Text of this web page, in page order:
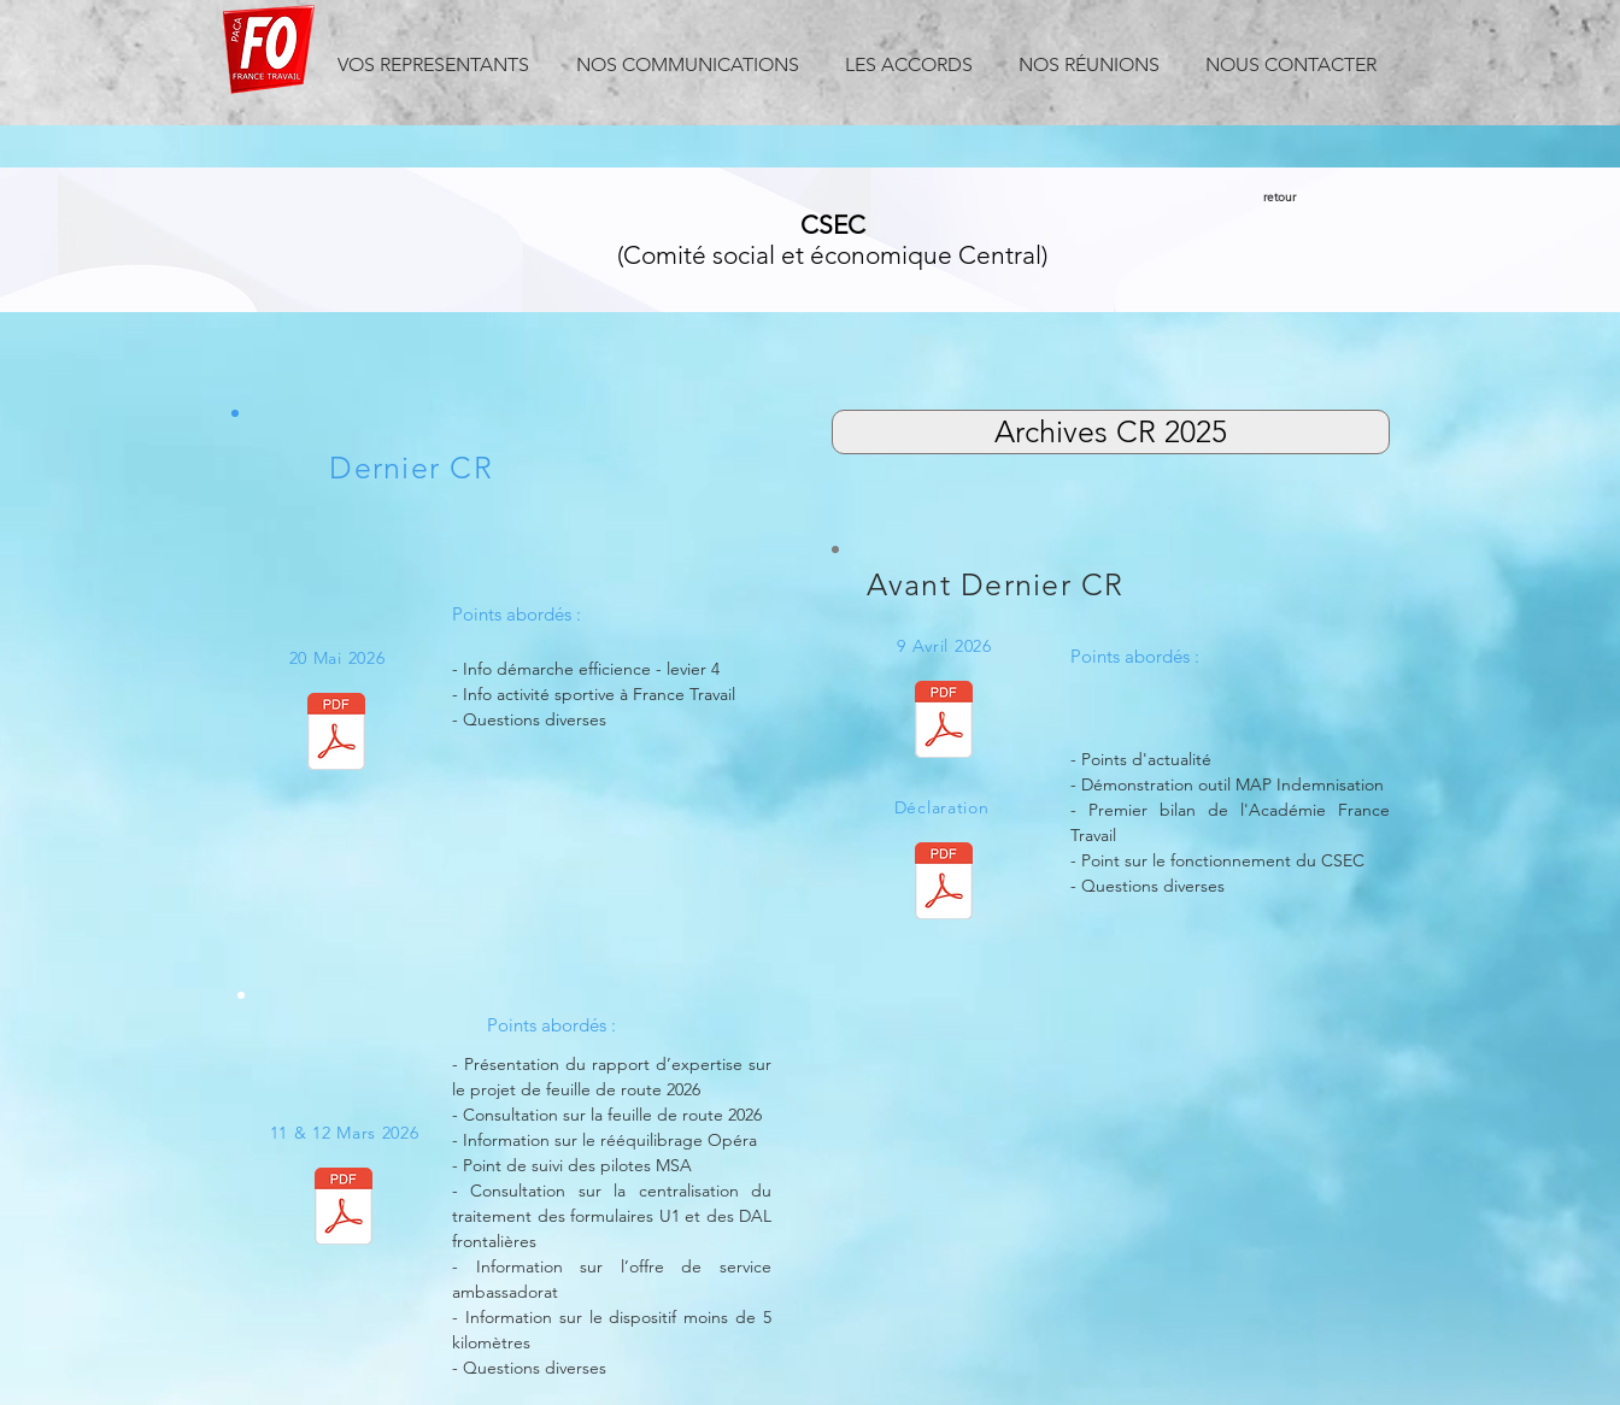
VOS REPRESENTANTS NOS COMMUNICATIONS LES ACCORDS NOS RÉUNIONS NOUS CONTACTER
retour
CSEC
(Comité social et économique Central)
Dernier CR
Points abordés :
20 Mai 2026
- Info démarche efficience - levier 4
- Info activité sportive à France Travail
- Questions diverses
Archives CR 2025
Avant Dernier CR
9 Avril 2026
Déclaration
Points abordés :
- Points d'actualité
- Démonstration outil MAP Indemnisation
- Premier bilan de l'Académie France
Travail
- Point sur le fonctionnement du CSEC
- Questions diverses
Points abordés :
11 & 12 Mars 2026
- Présentation du rapport d’expertise sur
le projet de feuille de route 2026
- Consultation sur la feuille de route 2026
- Information sur le rééquilibrage Opéra
- Point de suivi des pilotes MSA
- Consultation sur la centralisation du
traitement des formulaires U1 et des DAL
frontalières
- Information sur l’offre de service
ambassadorat
- Information sur le dispositif moins de 5
kilomètres
- Questions diverses